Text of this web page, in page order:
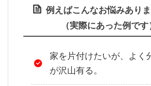
例えばこんなお悩みあり
（実際にあった例です
家を片付けたいが、よく
が沢山有る。